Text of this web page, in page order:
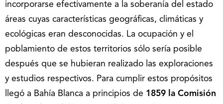
incorporarse efectivamente a la soberanía del estado
áreas cuyas características geográficas, climáticas y
ecológicas eran desconocidas. La ocupación y el
poblamiento de estos territorios sólo sería posible
después que se hubieran realizado las exploraciones
y estudios respectivos. Para cumplir estos propósitos
llegó a Bahía Blanca a principios de 1859 la Comisión